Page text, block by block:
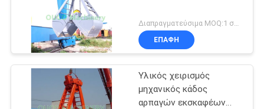
Διαπραγματεύσιμα MOQ:1 σύνολο
ΕΠΑΦΉ
Υλικός χειρισμός
μηχανικός κάδος
αρπαγών εκσκαφέων